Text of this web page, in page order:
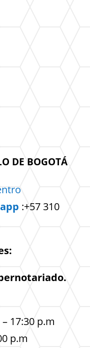
DE BOGOTÁ
:+57 310
17:30 p.m
p.m